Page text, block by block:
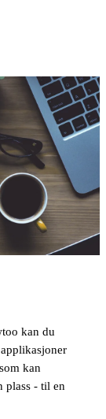
kan du
kan
plass - til en